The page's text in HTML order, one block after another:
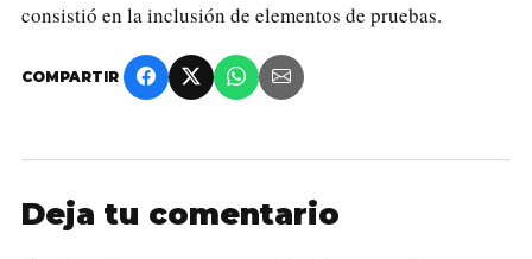
consistió en la inclusión de elementos de pruebas.
COMPARTIR
Deja tu comentario